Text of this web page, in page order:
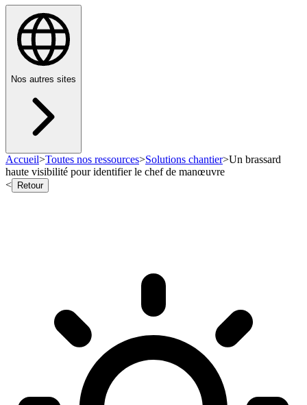
Nos autres sites
Accueil>Toutes nos ressources>Solutions chantier>Un brassard
haute visibilité pour identifier le chef de manœuvre
<
Retour